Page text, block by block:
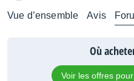
Vue d’ensemble Avis
Où
Voir les offres